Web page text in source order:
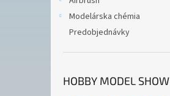
Modelárska chémia
Predobjednávky
HOBBY MODEL SHOW